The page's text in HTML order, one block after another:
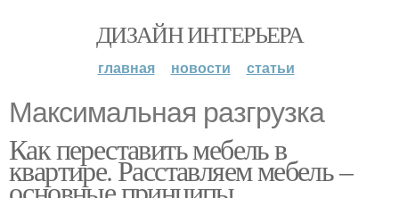
ДИЗАЙН ИНТЕРЬЕРА
главная новости статьи
Максимальная разгрузка
Как переставить мебель в
квартире. Расставляем мебель –